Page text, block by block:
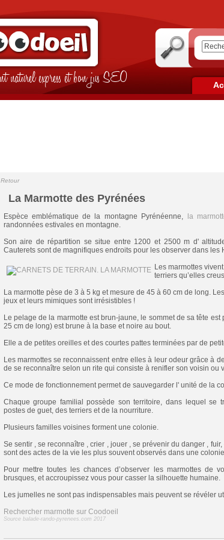
naturel express et bon jus SEO
La Marmotte des Pyrénées
Retour
Espèce emblématique de la montagne Pyrénéenne, la
randonnées estivales en montagne.
Son aire de répartition se situe entre 1200 et 2500 m d'
Cauterets sont de magnifiques endroits pour les observer dans les
Les marmottes
terriers qu’elles
La marmotte pèse de 3 à 5 kg et mesure de 45 à 60 cm de long.
jeux et leurs mimiques sont irrésistibles !
Le pelage de la marmotte est brun-jaune, le sommet de sa tête
25 cm de long) est brune à la base et noire au bout.
Elle a de petites oreilles et des courtes pattes terminées par de
Les marmottes se reconnaissent entre elles à leur odeur grâce à
de se reconnaître selon un rite qui consiste à renifler son voisin ou
Ce mode de fonctionnement permet de sauvegarder l' unité de la
Chaque groupe familial possède son territoire, dans lequel se
postes de guet, des terriers et de la nourriture.
Plusieurs familles voisines forment une colonie.
Se sentir , se reconnaître , crier , jouer , se prévenir du danger ,
sont des actes de la vie les plus souvent observés dans une
Pour mettre toutes les chances d’observer les marmottes de
brusques, et accroupissez vous pour casser la silhouette humaine.
Les jumelles ne sont pas indispensables mais peuvent se révéler
Rechercher marmotte sur Coodoeil
Source balade-rando-pyrenees.com 2017